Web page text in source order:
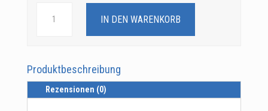
DailyFresh
Menge
IN DEN WARENKORB
Produktbeschreibung
Rezensionen (0)